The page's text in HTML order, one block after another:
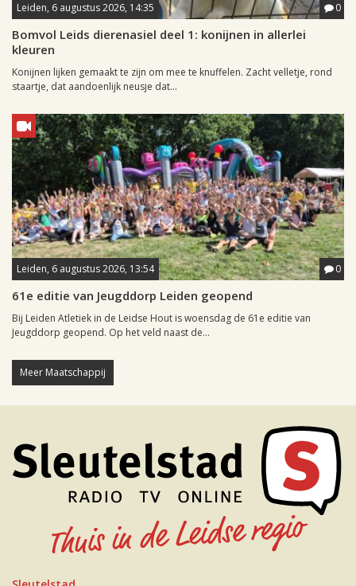
Leiden, 6 augustus 2026, 14:35 0
Bomvol Leids dierenasiel deel 1: konijnen in allerlei
kleuren
Konijnen lijken gemaakt te zijn om mee te knuffelen. Zacht velletje, rond
staartje, dat aandoenlijk neusje dat...
Leiden, 6 augustus 2026, 13:54 0
61e editie van Jeugddorp Leiden geopend
Bij Leiden Atletiek in de Leidse Hout is woensdag de 61e editie van
Jeugddorp geopend. Op het veld naast de...
Meer Maatschappij